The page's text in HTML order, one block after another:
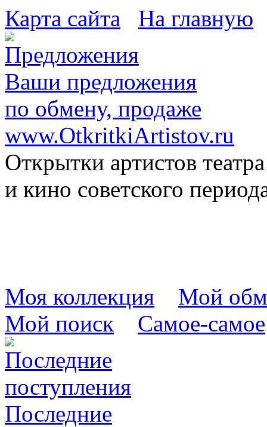
Карта сайта На главную
Ваши предложения
по обмену, продаже
www.OtkritkiArtistov.ru
Открытки артистов театра
и кино советского
Моя коллекция
Мой
Мой поиск
Самое-самое
Последние